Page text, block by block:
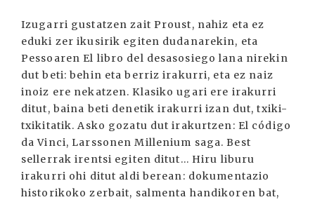
Izugarri gustatzen zait Proust, nahiz eta ez
eduki zer ikusirik egiten dudanarekin, eta
Pessoaren El libro del desasosiego lana nirekin
dut beti: behin eta berriz irakurri, eta ez naiz
inoiz ere nekatzen. Klasiko ugari ere irakurri
ditut, baina beti denetik irakurri izan dut, txiki-
txikitatik. Asko gozatu dut irakurtzen: El código
da Vinci, Larssonen Millenium saga. Best
sellerrak irentsi egiten ditut... Hiru liburu
irakurri ohi ditut aldi berean: dokumentazio
historikoko zerbait, salmenta handikoren bat,